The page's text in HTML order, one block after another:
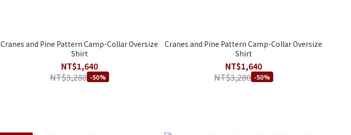
Cranes and Pine Pattern Camp-Collar Oversize
Shirt
NT$1,640
NT$3,280 -50%
Cranes and Pine Pattern Camp-Collar Oversize
Shirt
NT$1,640
NT$3,280 -50%